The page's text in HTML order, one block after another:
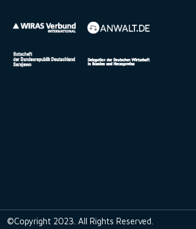
©Copyright 2023. All Rights Reserved.